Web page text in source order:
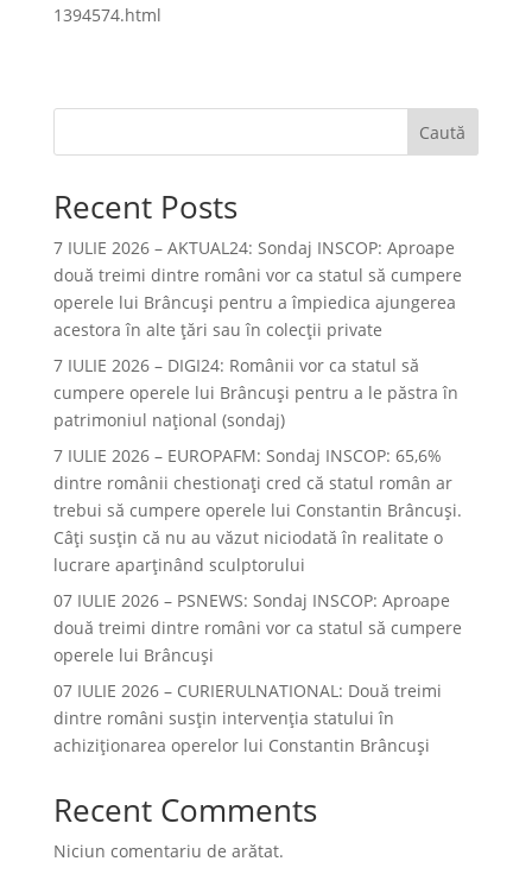
1394574.html
Caută
Recent Posts
7 IULIE 2026 – AKTUAL24: Sondaj INSCOP: Aproape
două treimi dintre români vor ca statul să cumpere
operele lui Brâncuşi pentru a împiedica ajungerea
acestora în alte ţări sau în colecţii private
7 IULIE 2026 – DIGI24: Românii vor ca statul să
cumpere operele lui Brâncuși pentru a le păstra în
patrimoniul național (sondaj)
7 IULIE 2026 – EUROPAFM: Sondaj INSCOP: 65,6%
dintre românii chestionați cred că statul român ar
trebui să cumpere operele lui Constantin Brâncuși.
Câți susțin că nu au văzut niciodată în realitate o
lucrare aparținând sculptorului
07 IULIE 2026 – PSNEWS: Sondaj INSCOP: Aproape
două treimi dintre români vor ca statul să cumpere
operele lui Brâncuși
07 IULIE 2026 – CURIERULNATIONAL: Două treimi
dintre români susțin intervenția statului în
achiziționarea operelor lui Constantin Brâncuși
Recent Comments
Niciun comentariu de arătat.